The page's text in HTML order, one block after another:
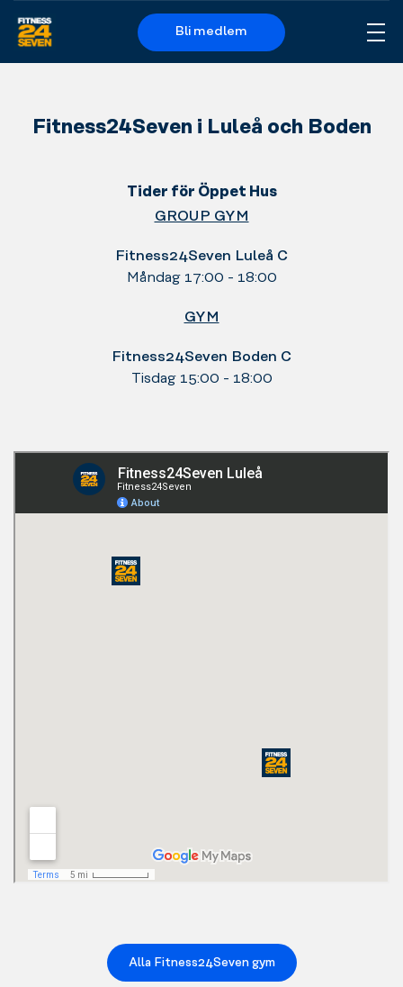
Logo
Bli medlem
Fitness24Seven i Luleå och Boden
Tider för Öppet Hus
GROUP GYM
Fitness24Seven Luleå C
Måndag 17:00 - 18:00
GYM
Fitness24Seven Boden C
Tisdag 15:00 - 18:00
Alla Fitness24Seven gym